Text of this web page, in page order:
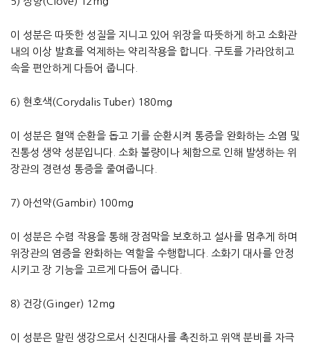
이 성분은 따뜻한 성질을 지니고 있어 위장을 따뜻하게 하고 소화관
내의 이상 발효를 억제하는 약리작용을 합니다. 구토를 가라앉히고
속을 편안하게 다듬어 줍니다.
6) 현호색(Corydalis Tuber) 180mg
이 성분은 혈액 순환을 돕고 기를 순환시켜 통증을 완화하는 소염 및
진통성 생약 성분입니다. 소화 불량이나 체함으로 인해 발생하는 위
장관의 경련성 통증을 줄여줍니다.
7) 아선약(Gambir) 100mg
이 성분은 수렴 작용을 통해 장점막을 보호하고 설사를 멈추게 하며
위장관의 염증을 완화하는 역할을 수행합니다. 소화기 대사를 안정
시키고 장 기능을 고르게 다듬어 줍니다.
8) 건강(Ginger) 12mg
이 성분은 말린 생강으로서 신진대사를 촉진하고 위액 분비를 자극